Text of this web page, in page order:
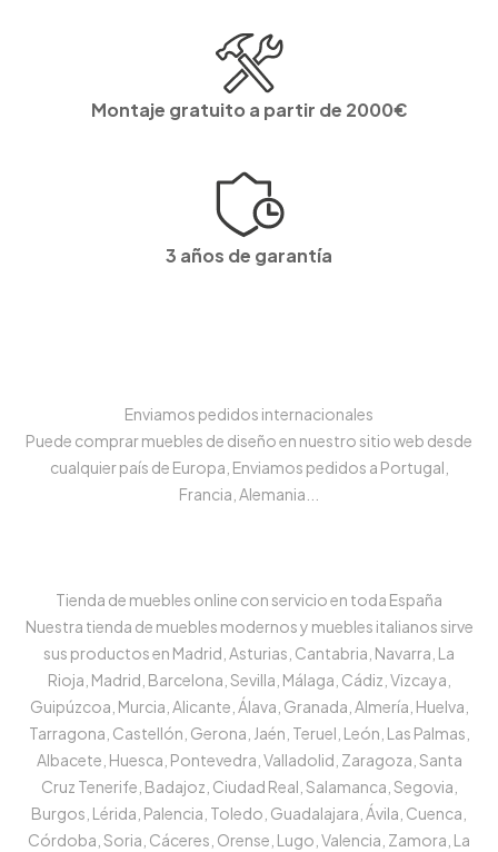
Montaje gratuito a partir de 2000€
3 años de garantía
Enviamos pedidos internacionales
Puede comprar muebles de diseño en nuestro sitio web desde
cualquier país de Europa, Enviamos pedidos a Portugal,
Francia, Alemania...
Tienda de muebles online con servicio en toda España
Nuestra tienda de muebles modernos y muebles italianos sirve
sus productos en Madrid, Asturias, Cantabria, Navarra, La
Rioja, Madrid, Barcelona, Sevilla, Málaga, Cádiz, Vizcaya,
Guipúzcoa, Murcia, Alicante, Álava, Granada, Almería, Huelva,
Tarragona, Castellón, Gerona, Jaén, Teruel, León, Las Palmas,
Albacete, Huesca, Pontevedra, Valladolid, Zaragoza, Santa
Cruz Tenerife, Badajoz, Ciudad Real, Salamanca, Segovia,
Burgos, Lérida, Palencia, Toledo, Guadalajara, Ávila, Cuenca,
Córdoba, Soria, Cáceres, Orense, Lugo, Valencia, Zamora, La